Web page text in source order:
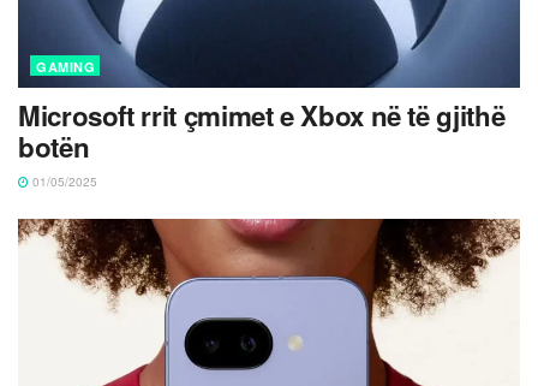
GAMING
Microsoft rrit çmimet e Xbox në të gjithë
botën
01/05/2025